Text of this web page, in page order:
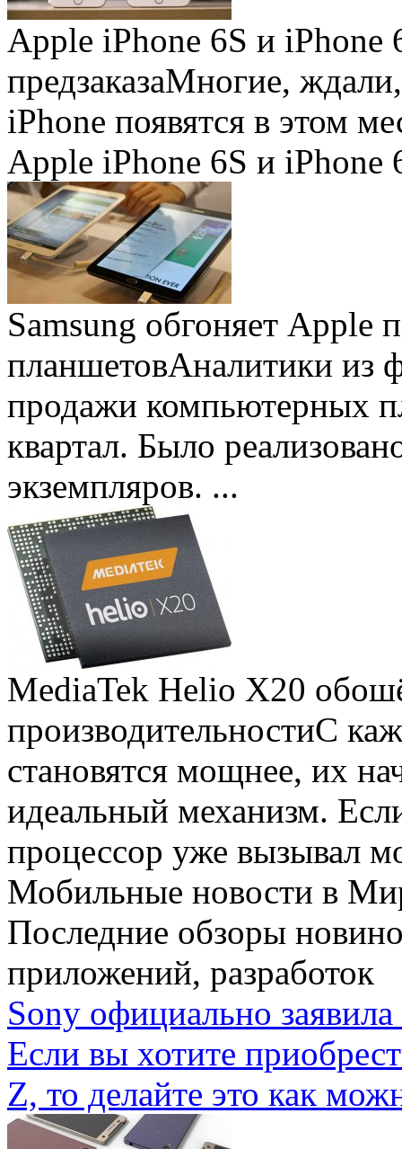
Apple iPhone 6S и iPhone
предзаказаМногие, ждали,
iPhone появятся в этом
Apple iPhone 6S и iPhone
Samsung обгоняет Apple
планшетовАналитики из
продажи компьютерных
квартал. Было
экземпляров. ...
MediaTek Helio X20
производительностиС
становятся мощнее, их
идеальный механизм.
процессор уже вызывал
Мобильные новости в
Последние обзоры
приложений, разработок
Sony официально
Если вы хотите
Z, то делайте это как